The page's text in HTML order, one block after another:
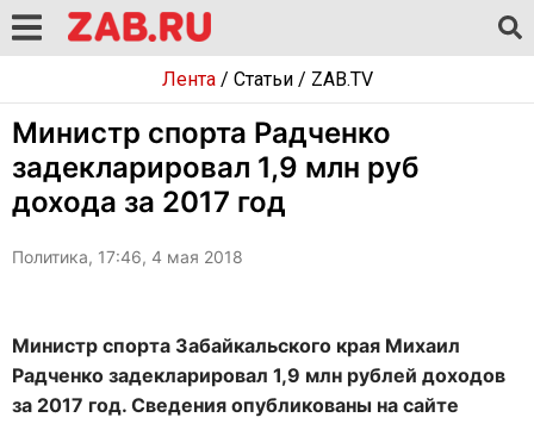
Лента/ Статьи/ ZAB.TV
Министр спорта Радченко
задекларировал 1,9 млн руб
дохода за 2017 год
Политика, 17:46, 4 мая 2018
Министр спорта Забайкальского края Михаил
Радченко задекларировал 1,9 млн рублей доходов
за 2017 год. Сведения опубликованы на сайте